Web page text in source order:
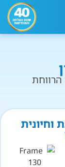
וחיונית